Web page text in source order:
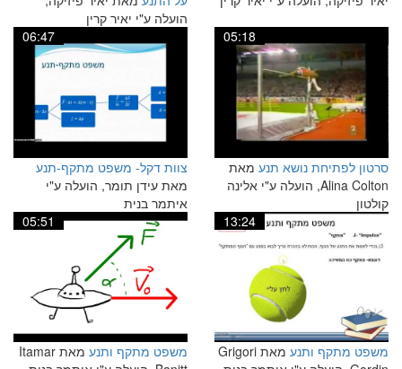
הועלה ע"י יאיר קרין
05:18
סרטון לפתיחת נושא תנע מאת
Alina Colton, הועלה ע"י אלינה
קולטון
06:47
צוות דקל- משפט מתקף-תנע
מאת עידן תומר, הועלה ע"י
איתמר בנית
13:24
משפט מתקף ותנע
מאת Grigori
05:51
משפט מתקף ותנע
מאת Itamar